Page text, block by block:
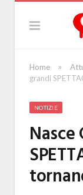
Home »
grandi
NOTIZIE
Nasce